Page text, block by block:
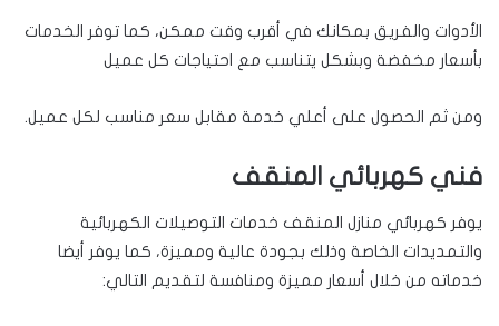
الأدوات والفريق بمكانك في أقرب وقت ممكن، كما توفر الخدمات
بأسعار مخفضة وبشكل يتناسب مع احتياجات كل عميل
ومن ثم الحصول على أعلي خدمة مقابل سعر مناسب لكل عميل.
فني كهربائي المنقف
يوفر كهربائي منازل المنقف خدمات التوصيلات الكهربائية
والتمديدات الخاصة وذلك بجودة عالية ومميزة، كما يوفر أيضا
خدماته من خلال أسعار مميزة ومنافسة لتقديم التالي: